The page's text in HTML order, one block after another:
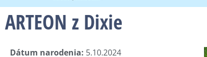
ARTEON z Dixie
Dátum narodenia: 5.10.2024